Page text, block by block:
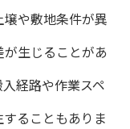
や敷地条件が異
生じることがあ
経路や作業スペ
ることもありま